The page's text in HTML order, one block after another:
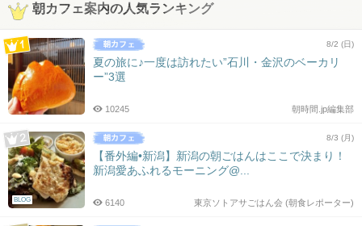
朝カフェ案内の人気ランキング
8/2 (日)
夏の旅に♪一度は訪れたい”石川・金沢のベーカリ
ー”3選
朝時間.jp編集部
10245
BLOG
8/3 (月)
【番外編•新潟】新潟の朝ごはんはここで決まり！
新潟愛あふれるモーニング@...
東京ソトアサごはん会 (朝食レポーター)
6140